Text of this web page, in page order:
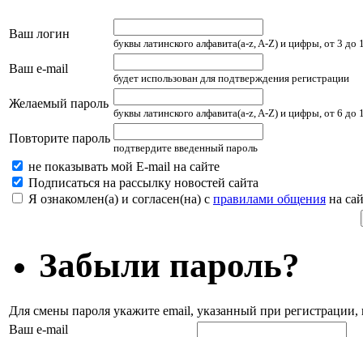
Ваш логин
буквы латинского алфавита(a-z, A-Z) и цифры, от 3 до
Ваш e-mail
будет использован для подтверждения регистрации
Желаемый пароль
буквы латинского алфавита(a-z, A-Z) и цифры, от 6 до
Повторите пароль
подтвердите введенный пароль
не показывать мой E-mail на сайте
Подписаться на рассылку новостей сайта
Я ознакомлен(а) и согласен(на) с правилами общения на
Забыли пароль?
Для смены пароля укажите email, указанный при
Ваш e-mail